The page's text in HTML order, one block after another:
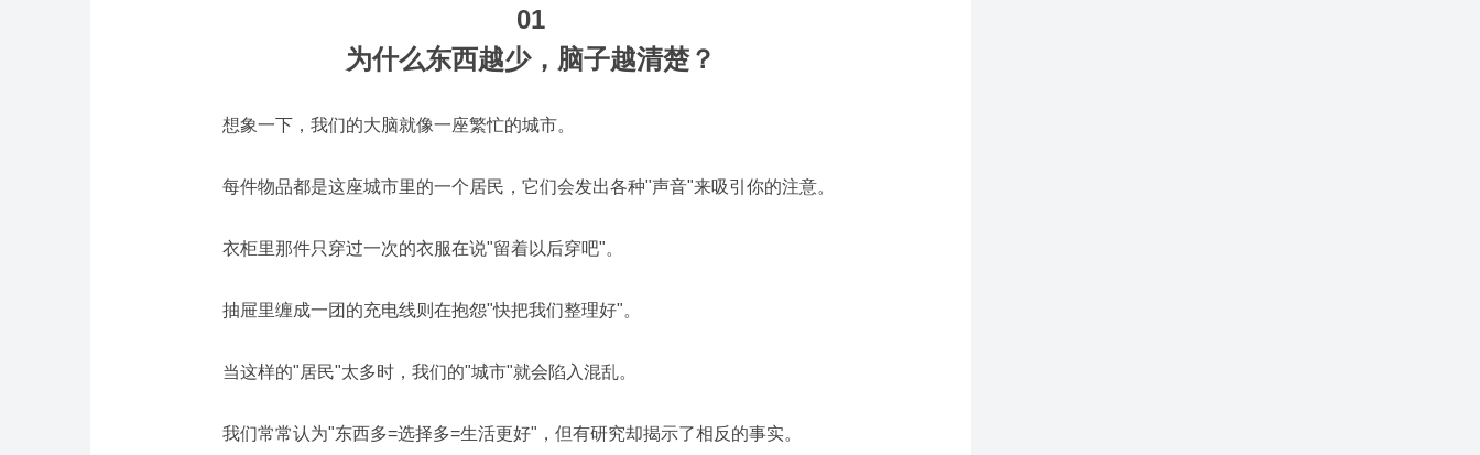
01
为什么东西越少，脑子越清楚？
想象一下，我们的大脑就像一座繁忙的城市。
每件物品都是这座城市里的一个居民，它们会发出各种"声音"来吸引你的注意。
衣柜里那件只穿过一次的衣服在说"留着以后穿吧"。
抽屉里缠成一团的充电线则在抱怨"快把我们整理好"。
当这样的"居民"太多时，我们的"城市"就会陷入混乱。
我们常常认为"东西多=选择多=生活更好" ，但有研究却揭示了相反的事实。